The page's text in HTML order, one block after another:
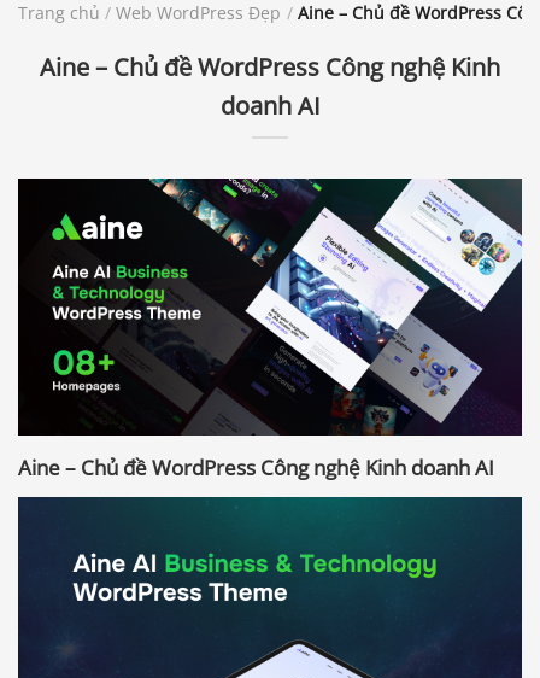
Trang chủ / Web WordPress Đẹp / Aine – Chủ đề WordPress
Aine – Chủ đề WordPress Công nghệ Kinh
doanh AI
Aine – Chủ đề WordPress Công nghệ Kinh doanh AI